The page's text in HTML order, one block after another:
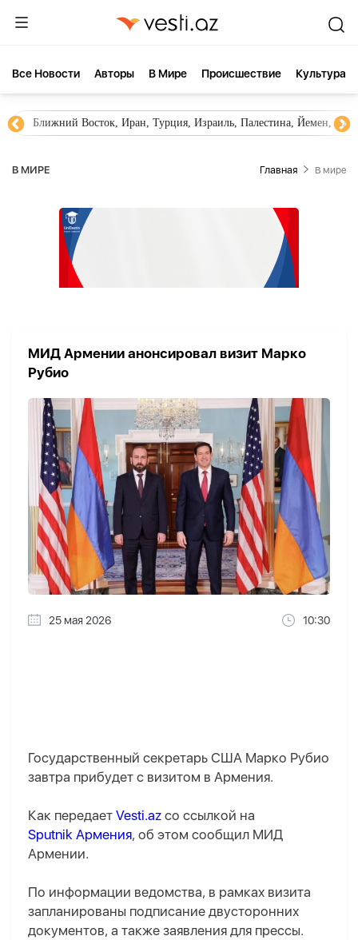
Все Новости Aвторы В Мире Происшествие Культура
Ближний Восток, Иран, Турция, Израиль, Палестина, Йемен,
В МИРЕ Главная В мире
МИД Армении анонсировал визит Марко
Рубио
25 мая 2026 10:30
Государственный секретарь США Марко Рубио
завтра прибудет с визитом в Армения.
Как передает Vesti.az со ссылкой на
Sputnik Армения, об этом сообщил МИД
Армении.
По информации ведомства, в рамках визита
запланированы подписание двусторонних
документов, а также заявления для прессы.